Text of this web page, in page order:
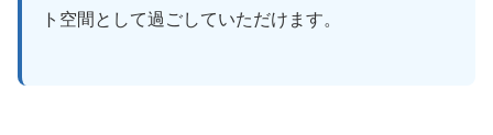
ト空間として過ごしていただけます。